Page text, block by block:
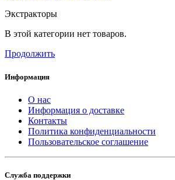
Экстракторы
В этой категории нет товаров.
Продолжить
Информация
О нас
Информация о доставке
Контакты
Политика конфиденциальности
Пользовательское соглашение
Служба поддержки